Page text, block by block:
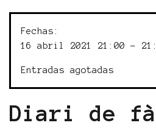
Fechas:
16 abril 2021 21:00 -
Entradas agotadas
Diari de